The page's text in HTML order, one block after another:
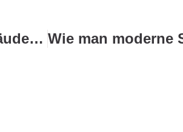
Wie wird ein gemischt genutztes Gebäude abgesichert?